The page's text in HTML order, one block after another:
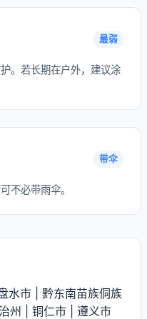
最弱
。若长期在户外，建议涂
带伞
不必带雨伞。
水市
黔东南苗族侗族
州 铜仁市 遵义市